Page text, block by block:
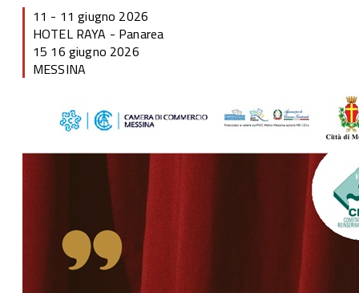
11 - 11 giugno 2026
HOTEL RAYA - Panarea
15 16 giugno 2026
MESSINA